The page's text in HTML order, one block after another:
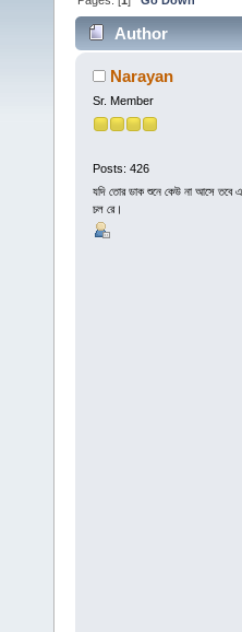
Author
Narayan
Sr. Member
Posts: 426
যদি তোর ডাক শুনে কেউ না আসে তবে
চল রে।